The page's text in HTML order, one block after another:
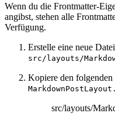
Wenn du die Frontmatter-
angibst, stehen alle
Verfügung.
Erstelle eine neue
src/layouts/
Kopiere den folgenden
src/layouts/